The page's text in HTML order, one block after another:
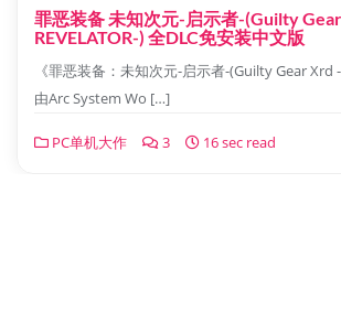
罪恶装备 未知次元-启示者-(Guilty
REVELATOR-) 全DLC免安装中文版
《罪恶装备：未知次元-启示者-(Guilty Gear Xrd -
由Arc System Wo […]
PC单机大作 3 16 sec read